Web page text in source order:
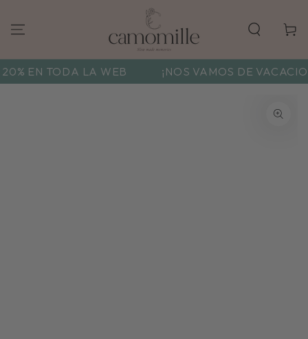
Carrito
EN TODA LA WEB ¡NOS VAMOS DE